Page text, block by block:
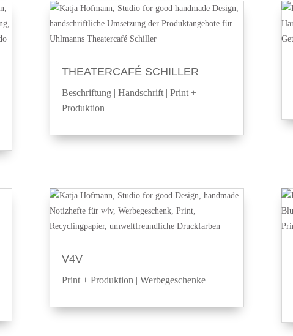
THEATERCAFÉ SCHILLER
Beschriftung |Handschrift |Print +
Produktion
V4V
Print + Produktion |Werbegeschenke